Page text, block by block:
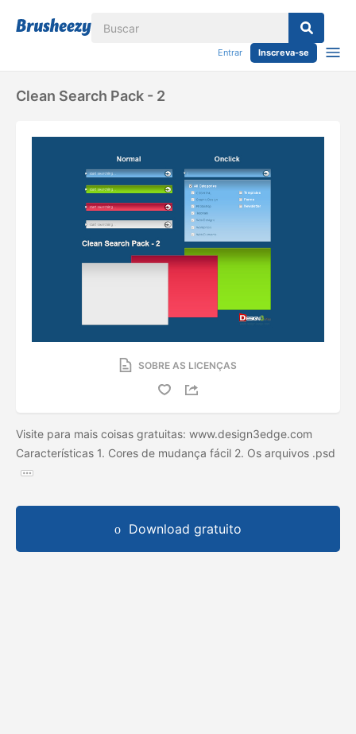
Entrar Inscreva-se
Clean Search Pack - 2
SOBRE AS LICENÇAS
Visite para mais coisas gratuitas: www.design3edge.com
Características 1. Cores de mudança fácil 2. Os arquivos .psd
Download gratuito